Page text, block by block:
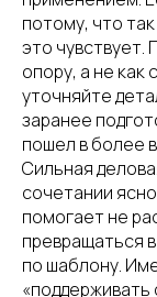
потому, что
это чувствует.
опору, а не как
уточняйте
заранее
пошел в более
Сильная
сочетании
помогает не
превращаться
по шаблону.
«поддерживать